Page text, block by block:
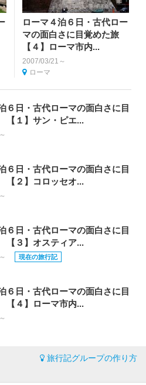
ローマ４泊６日・古代ロー
マの面白さに目覚めた旅
【４】ローマ市内...
2007/03/21～
ローマ
６日・古代ローマの面白さに目
１】サン・ピエ...
６日・古代ローマの面白さに目
２】コロッセオ...
６日・古代ローマの面白さに目
３】オスティア...
現在の旅行記
６日・古代ローマの面白さに目
４】ローマ市内...
旅行記グループの作り方